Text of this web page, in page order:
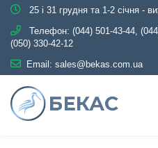
25 і 31 грудня та 1-2 січня -
Телефон: (044) 501-43-44,
(050) 330-42-12
Email: sales@bekas.com.ua